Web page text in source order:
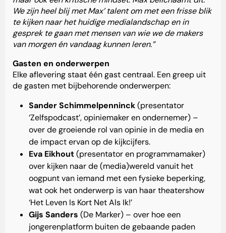
We zijn heel blij met Max’ talent om met een frisse blik
te kijken naar het huidige medialandschap en in
gesprek te gaan met mensen van wie we de makers
van morgen én vandaag kunnen leren.”
Gasten en onderwerpen
Elke aflevering staat één gast centraal. Een greep uit
de gasten met bijbehorende onderwerpen:
Sander Schimmelpenninck(presentator
‘Zelfspodcast’, opiniemaker en ondernemer) –
over de groeiende rol van opinie in de media en
de impact ervan op de kijkcijfers.
Eva Eikhout(presentator en programmamaker)
over kijken naar de (media)wereld vanuit het
oogpunt van iemand met een fysieke beperking,
wat ook het onderwerp is van haar theatershow
‘Het Leven Is Kort Net Als Ik!’
Gijs Sanders (De Marker) – over hoe een
jongerenplatform buiten de gebaande paden